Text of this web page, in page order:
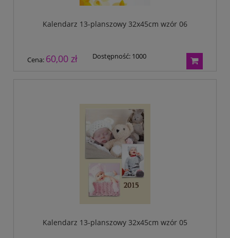
Kalendarz 13-planszowy 32x45cm wzór 06
Cena: 60,00 zł Dostępność: 1000
Kalendarz 13-planszowy 32x45cm wzór 05